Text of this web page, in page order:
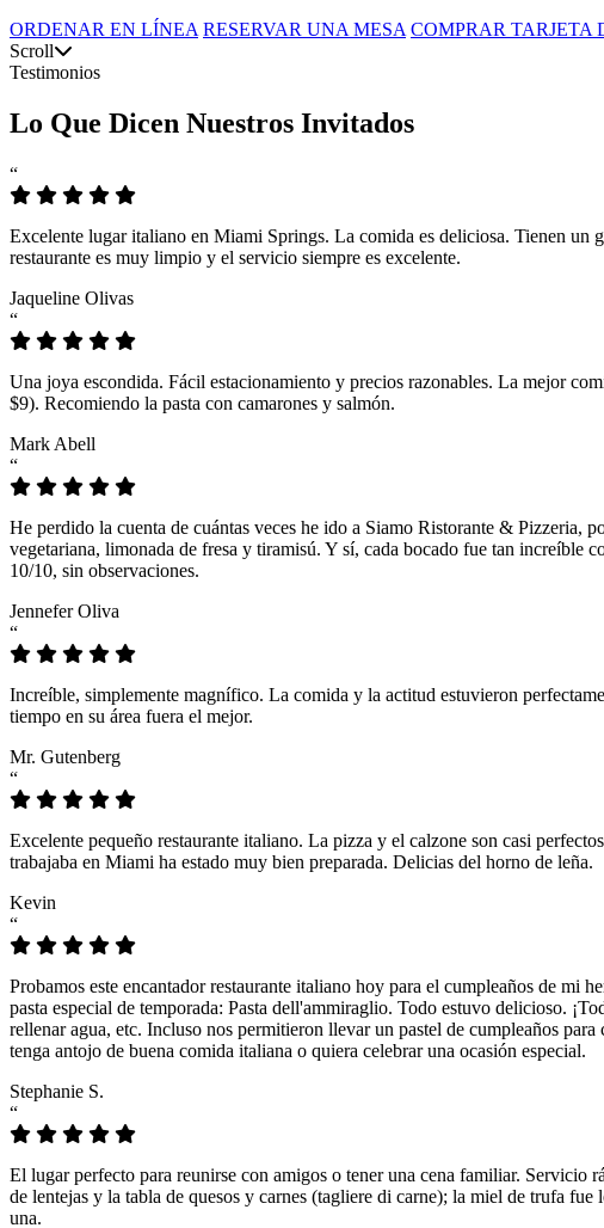
ORDENAR EN LÍNEA RESERVAR UNA MESA COMPRAR TARJETA
Scroll
Testimonios
Lo Que Dicen Nuestros Invitados
“
Excelente lugar italiano en Miami Springs. La comida es deliciosa. Tienen un
restaurante es muy limpio y el servicio siempre es excelente.
Jaqueline Olivas
“
Una joya escondida. Fácil estacionamiento y precios razonables. La mejor
$9). Recomiendo la pasta con camarones y salmón.
Mark Abell
“
He perdido la cuenta de cuántas veces he ido a Siamo Ristorante & Pizzeria,
vegetariana, limonada de fresa y tiramisú. Y sí, cada bocado fue tan increíble
10/10, sin observaciones.
Jennefer Oliva
“
Increíble, simplemente magnífico. La comida y la actitud estuvieron
tiempo en su área fuera el mejor.
Mr. Gutenberg
“
Excelente pequeño restaurante italiano. La pizza y el calzone son casi
trabajaba en Miami ha estado muy bien preparada. Delicias del horno de leña.
Kevin
“
Probamos este encantador restaurante italiano hoy para el cumpleaños de mi
pasta especial de temporada: Pasta dell'ammiraglio. Todo estuvo delicioso.
rellenar agua, etc. Incluso nos permitieron llevar un pastel de cumpleaños
tenga antojo de buena comida italiana o quiera celebrar una ocasión especial.
Stephanie S.
“
El lugar perfecto para reunirse con amigos o tener una cena familiar. Servicio
de lentejas y la tabla de quesos y carnes (tagliere di carne); la miel de trufa
una.